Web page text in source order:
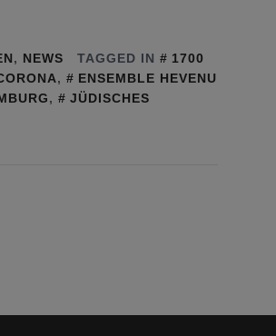
, NEWS TAGGED IN
1700
,
ENSEMBLE HEVENU
,
JÜDISCHES